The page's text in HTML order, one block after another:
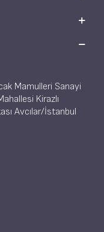
Mamulleri Sanayi
Kirazlı
Avcılar/İstanbul